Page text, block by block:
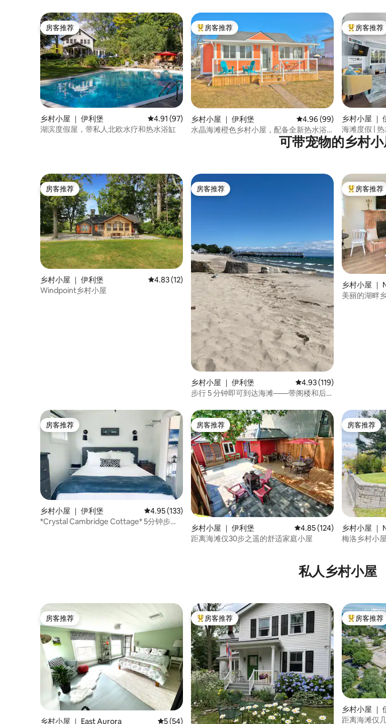
房客推荐
房客推荐
乡村小屋 ｜ 伊利堡 平均评分 4.91 分（满分 5 分），共 97 条评价
4.91 (97)
湖滨度假屋，带私人北欧水疗和热水浴缸
热门「房客推荐」
房客推荐
乡村小屋 ｜ 伊利堡 平均评分 4.96 分（满分 5
4.96 (99)
水晶海滩橙色乡村小屋，配备全新热水浴
热门「房客
房客推荐
乡村小屋 ｜
海滩度假 | 热
住6人
可带宠物的乡村
房客推荐
房客推荐
乡村小屋 ｜ 伊利堡 平均评分 4.83 分（满分 5 分），共 12 条评价
4.83 (12)
Windpoint乡村小屋
房客推荐
房客推荐
乡村小屋 ｜ 伊利堡 平均评分 4.93 分（满分 5
4.93 (119)
步行 5 分钟即可到达海滩——带阁楼和后院
热门「房客
房客推荐
乡村小屋 ｜
Lake
美丽的湖畔
房客推荐
房客推荐
乡村小屋 ｜ 伊利堡 平均评分 4.95 分（满分 5 分），共 133 条评价
4.95 (133)
*Crystal Cambridge Cottage* 5分钟步行
房客推荐
房客推荐
乡村小屋 ｜ 伊利堡 平均评分 4.85 分（满分 5
4.85 (124)
距离海滩仅30步之遥的舒适家庭小屋
房客推荐
房客推荐
乡村小屋 ｜
梅洛乡村小屋
私人乡村小屋
房客推荐
房客推荐
乡村小屋 ｜ East Aurora 平均评分 5 分（满分 5 分），共 54 条评价
5 (54)
热门「房客推荐」
房客推荐 热门「房客
房客推荐
乡村小屋 ｜
距离海滩仅